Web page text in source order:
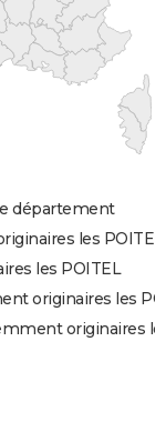
département
les POITEL
les POITEL
originaires les
originaires